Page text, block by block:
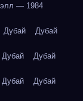
— 1984
Дубай Дубай
Дубай Дубай
Дубай Дубай